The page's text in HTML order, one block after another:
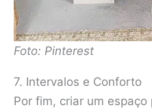
Foto: Pinterest
7. Intervalos e Conforto
Por fim, criar um